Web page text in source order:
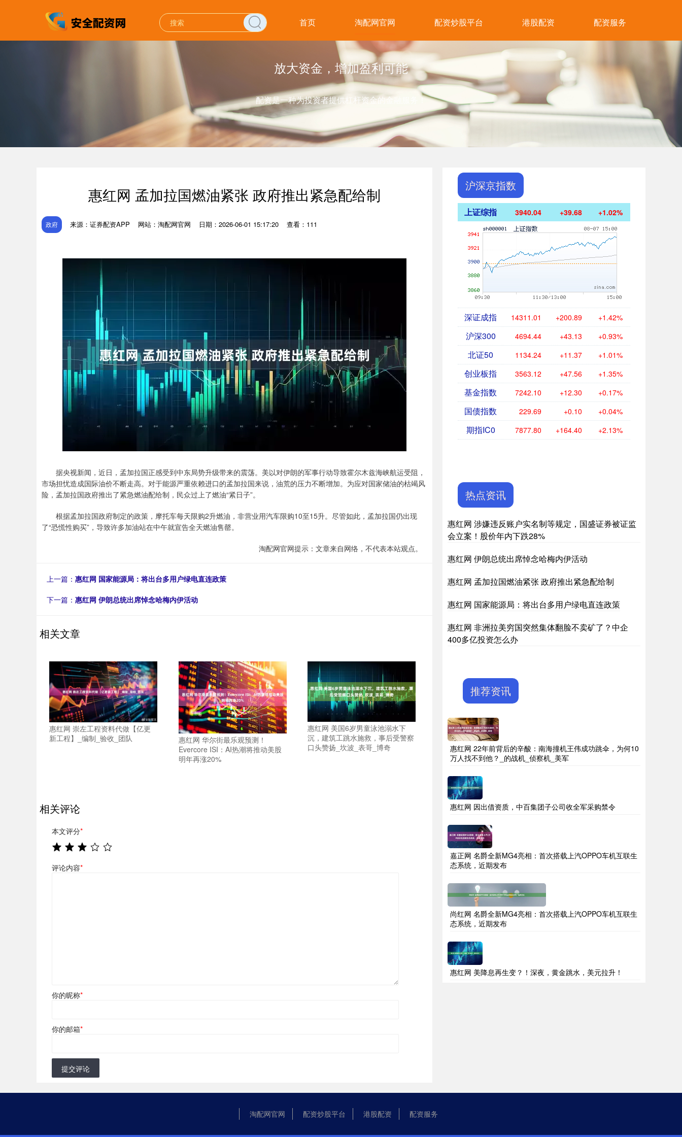
首页 淘配网官网 配资炒股平台 港股配资 配资服务
放大资金，增加盈利可能
配资是一种为投资者提供杠杆资金的金融服务！
惠红网 孟加拉国燃油紧张 政府推出紧急配给制
政府 来源：证券配资APP 网站：淘配网官网 日期：2026-06-01 15:17:20 查看：111
据央视新闻，近日，孟加拉国正感受到中东局势升级带来的震荡。美以对伊朗的军事行动导致霍尔木兹海峡航运受阻，
市场担忧造成国际油价不断走高。对于能源严重依赖进口的孟加拉国来说，油荒的压力不断增加。为应对国家储油的枯竭风
险，孟加拉国政府推出了紧急燃油配给制，民众过上了燃油“紧日子”。
根据孟加拉国政府制定的政策，摩托车每天限购2升燃油，非营业用汽车限购10至15升。尽管如此，孟加拉国仍出现
了“恐慌性购买”，导致许多加油站在中午就宣告全天燃油售罄。
淘配网官网提示：文章来自网络，不代表本站观点。
上一篇： 惠红网 国家能源局：将出台多用户绿电直连政策
下一篇： 惠红网 伊朗总统出席悼念哈梅内伊活动
相关文章
惠红网 崇左工程资料代做【亿更
新工程】_编制_验收_团队
惠红网 华尔街最乐观预测！
Evercore ISI：AI热潮将推动美股
明年再涨20%
惠红网 美国6岁男童泳池溺水下
沉，建筑工跳水施救，事后受警察
口头赞扬_坎波_表哥_博奇
相关评论
本文评分*
评论内容*
你的昵称*
你的邮箱*
提交评论
沪深京指数
上证综指 3940.04 +39.68 +1.02%
深证成指 14311.01 +200.89 +1.42%
沪深300 4694.44 +43.13 +0.93%
北证50 1134.24 +11.37 +1.01%
创业板指 3563.12 +47.56 +1.35%
基金指数 7242.10 +12.30 +0.17%
国债指数 229.69 +0.10 +0.04%
期指IC0 7877.80 +164.40 +2.13%
热点资讯
惠红网 涉嫌违反账户实名制等规定，国盛证券被证监
会立案！股价年内下跌28%
惠红网 伊朗总统出席悼念哈梅内伊活动
惠红网 孟加拉国燃油紧张 政府推出紧急配给制
惠红网 国家能源局：将出台多用户绿电直连政策
惠红网 非洲拉美穷国突然集体翻脸不卖矿了？中企
400多亿投资怎么办
推荐资讯
惠红网 22年前背后的辛酸：南海撞机王伟成功跳伞，为何10
万人找不到他？_的战机_侦察机_美军
惠红网 因出借资质，中百集团子公司收全军采购禁令
嘉正网 名爵全新MG4亮相：首次搭载上汽OPPO车机互联生
态系统，近期发布
尚红网 名爵全新MG4亮相：首次搭载上汽OPPO车机互联生
态系统，近期发布
惠红网 美降息再生变？！深夜，黄金跳水，美元拉升！
淘配网官网 配资炒股平台 港股配资 配资服务